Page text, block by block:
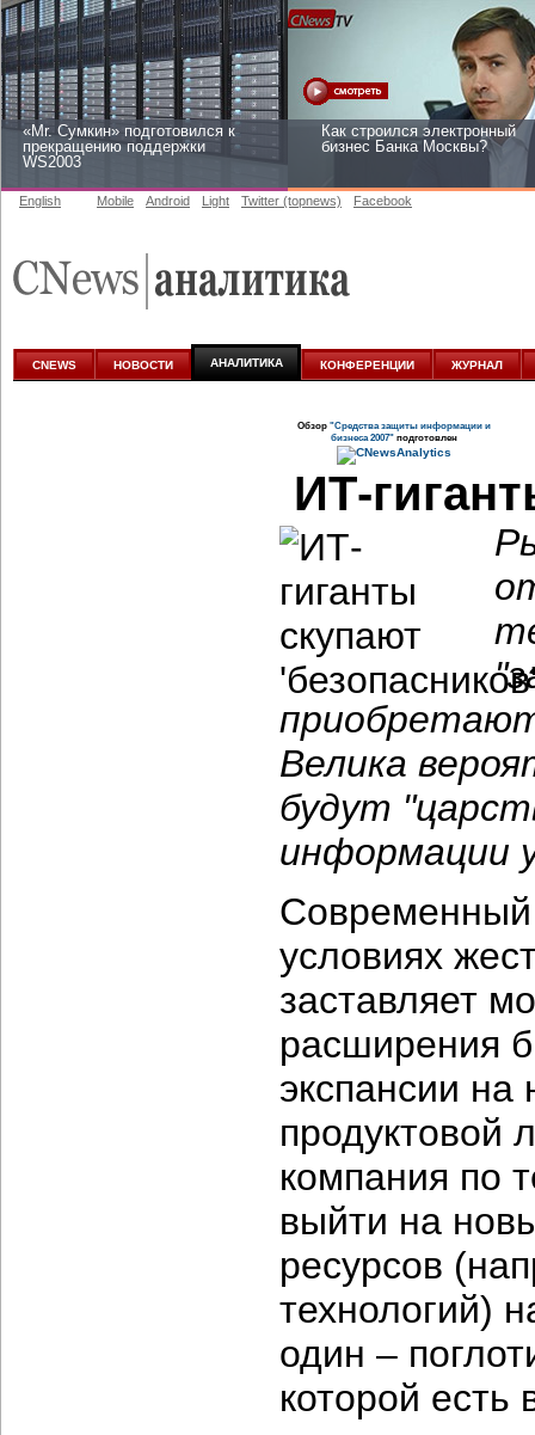
«Mr. Сумкин» подготовился к
прекращению поддержки
WS2003
Как строился электронный
бизнес Банка Москвы?
аналитике
English Mobile Android Light Twitter (topnews) Facebook
CNEWS НОВОСТИ АНАЛИТИКА КОНФЕРЕНЦИИ ЖУРНАЛ
Обзор "Средства защиты информации и
бизнеса 2007"подготовлен
ИТ-
Велика
будут
информации
Современный
условиях
заставляет
расширения
экспансии
продуктовой
компания по
выйти на
ресурсов
технологий)
один –
которой есть